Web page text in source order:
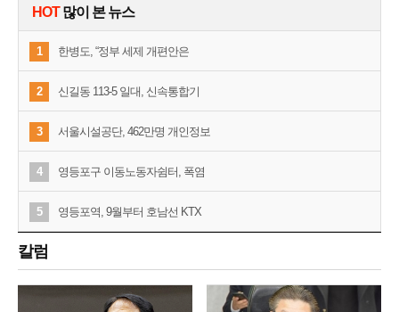
HOT많이 본 뉴스
1 한병도, “정부 세제 개편안은
2 신길동 113-5 일대, 신속통합기
3 서울시설공단, 462만명 개인정보
4 영등포구 이동노동자쉼터, 폭염
5 영등포역, 9월부터 호남선 KTX
칼럼